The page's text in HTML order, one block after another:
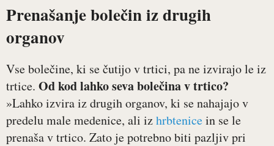
Prenašanje bolečin iz drugih
organov
Vse bolečine, ki se čutijo v trtici, pa ne izvirajo le iz
trtice. Od kod lahko seva bolečina v trtico?
»Lahko izvira iz drugih organov, ki se nahajajo v
predelu male medenice, ali izhrbtenicein se le
prenaša v trtico. Zato je potrebno biti pazljiv pri